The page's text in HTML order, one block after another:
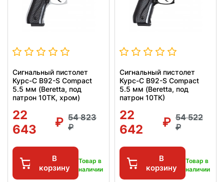
Сигнальный пистолет
Курс-С B92-S Compact
5.5 мм (Beretta, под
патрон 10ТК, хром)
22
643
54 823
В
корзину
Товар в
наличии
Сигнальный пистолет
Курс-С B92-S Compact
5.5 мм (Beretta, под
патрон 10ТК)
22
642
54 522
В
корзину
Товар в
наличии